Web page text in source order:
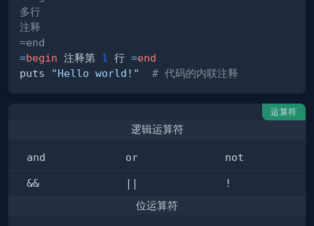
=end
=begin 注释第 1 行 =end
puts
"Hello world!" # 代码的内联注释
运算符
逻辑运算符
and or not
&& || !
位运算符